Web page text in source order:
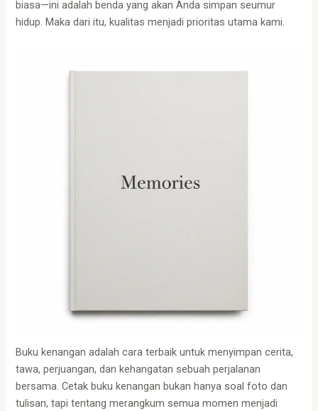
biasa—ini adalah benda yang akan Anda simpan seumur
hidup. Maka dari itu, kualitas menjadi prioritas utama kami.
Buku kenangan adalah cara terbaik untuk menyimpan cerita,
tawa, perjuangan, dan kehangatan sebuah perjalanan
bersama. Cetak buku kenangan bukan hanya soal foto dan
tulisan, tapi tentang merangkum semua momen menjadi